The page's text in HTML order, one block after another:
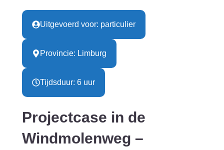
Uitgevoerd voor: particulier
Provincie: Limburg
Tijdsduur: 6 uur
Projectcase in de
Windmolenweg –